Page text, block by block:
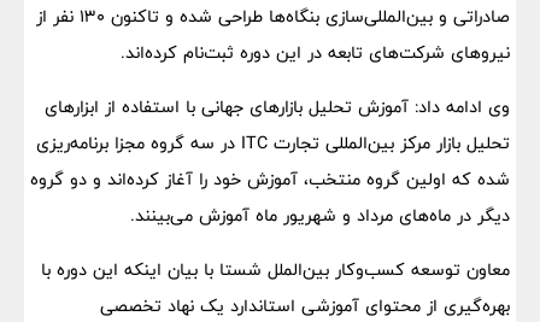
صادراتی و بین‌المللی‌سازی بنگاه‌ها طراحی شده‌ و تاکنون ۱۳۰ نفر از
نیروهای شرکت‌های تابعه در این دوره ثبت‌نام کرده‌اند.
وی ادامه داد: آموزش تحلیل بازارهای جهانی با استفاده از ابزارهای
تحلیل بازار مرکز بین‌المللی تجارت ITC در سه گروه مجزا برنامه‌ریزی
شده که اولین گروه منتخب، آموزش خود را آغاز کرده‌اند و دو گروه
دیگر در ماه‌های مرداد و شهریور ماه آموزش می‌بینند.
معاون توسعه کسب‌وکار بین‌الملل شستا با بیان اینکه این دوره با
بهره‌گیری از محتوای آموزشی استاندارد یک نهاد تخصصی